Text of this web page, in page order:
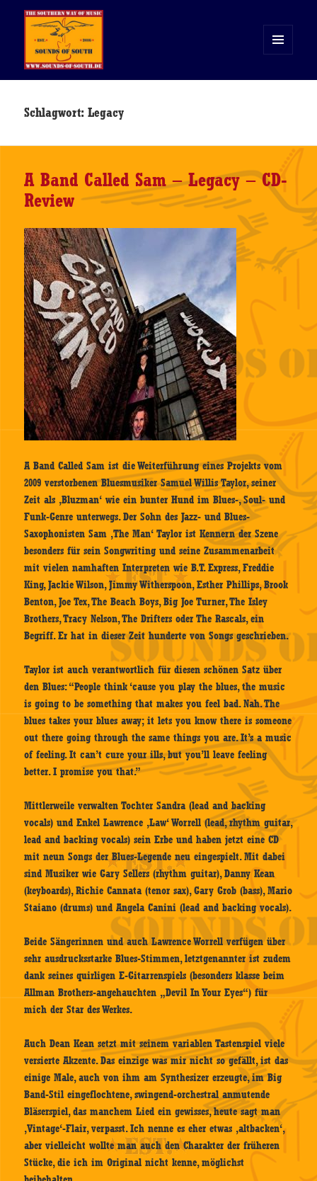
WIDGETS
Schlagwort:Legacy
A Band Called Sam – Legacy – CD-
Review
A Band Called Sam ist die Weiterführung eines Projekts vom
2009 verstorbenen Bluesmusiker Samuel Willis Taylor, seiner
Zeit als ‚Bluzman‘ wie ein bunter Hund im Blues-, Soul- und
Funk-Genre unterwegs. Der Sohn des Jazz- und Blues-
Saxophonisten Sam ‚The Man‘ Taylor ist Kennern der Szene
besonders für sein Songwriting und seine Zusammenarbeit
mit vielen namhaften Interpreten wie B.T. Express, Freddie
King, Jackie Wilson, Jimmy Witherspoon, Esther Phillips, Brook
Benton, Joe Tex, The Beach Boys, Big Joe Turner, The Isley
Brothers, Tracy Nelson, The Drifters oder The Rascals, ein
Begriff. Er hat in dieser Zeit hunderte von Songs geschrieben.
Taylor ist auch verantwortlich für diesen schönen Satz über
den Blues: “People think ‘cause you play the blues, the music
is going to be something that makes you feel bad. Nah. The
blues takes your blues away; it lets you know there is someone
out there going through the same things you are. It’s a music
of feeling. It can’t cure your ills, but you’ll leave feeling
better. I promise you that.”
Mittlerweile verwalten Tochter Sandra (lead and backing
vocals) und Enkel Lawrence ‚Law‘ Worrell (lead, rhythm guitar,
lead and backing vocals) sein Erbe und haben jetzt eine CD
mit neun Songs der Blues-Legende neu eingespielt. Mit dabei
sind Musiker wie Gary Sellers (rhythm guitar), Danny Kean
(keyboards), Richie Cannata (tenor sax), Gary Grob (bass), Mario
Staiano (drums) und Angela Canini (lead and backing vocals).
Beide Sängerinnen und auch Lawrence Worrell verfügen über
sehr ausdrucksstarke Blues-Stimmen, letztgenannter ist zudem
dank seines quirligen E-Gitarrenspiels (besonders klasse beim
Allman Brothers-angehauchten „Devil In Your Eyes“) für
mich der Star des Werkes.
Auch Dean Kean setzt mit seinem variablen Tastenspiel viele
versierte Akzente. Das einzige was mir nicht so gefällt, ist das
einige Male, auch von ihm am Synthesizer erzeugte, im Big
Band-Stil eingeflochtene, swingend-orchestral anmutende
Bläserspiel, das manchem Lied ein gewisses, heute sagt man
‚Vintage‘-Flair, verpasst. Ich nenne es eher etwas ‚altbacken‘,
aber vielleicht wollte man auch den Charakter der früheren
Stücke, die ich im Original nicht kenne, möglichst